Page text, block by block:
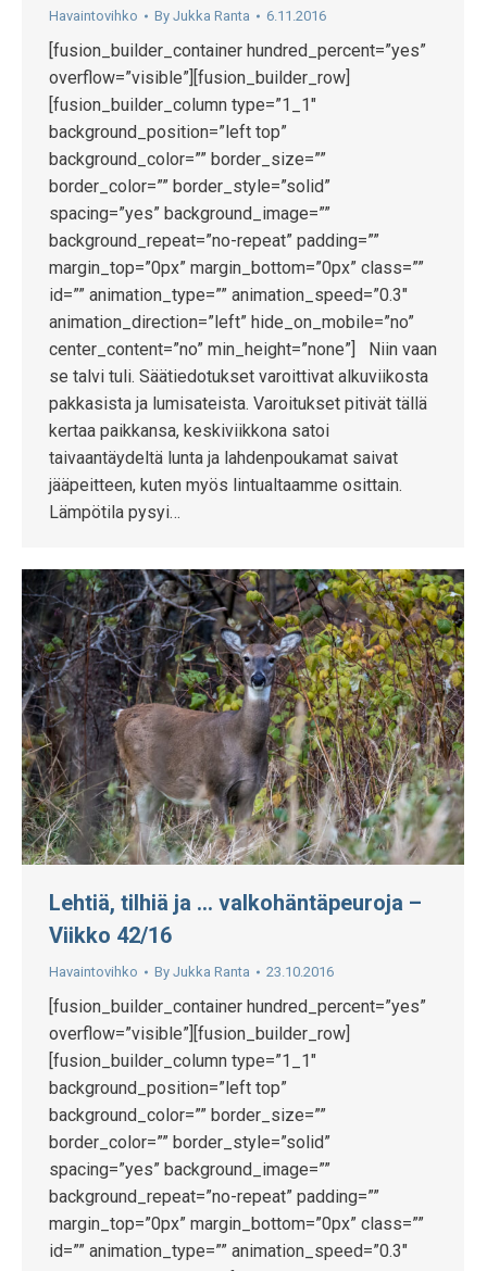
Havaintovihko By Jukka Ranta 6.11.2016
[fusion_builder_container hundred_percent=”yes”
overflow=”visible”][fusion_builder_row]
[fusion_builder_column type=”1_1″
background_position=”left top”
background_color=”” border_size=””
border_color=”” border_style=”solid”
spacing=”yes” background_image=””
background_repeat=”no-repeat” padding=””
margin_top=”0px” margin_bottom=”0px” class=””
id=”” animation_type=”” animation_speed=”0.3″
animation_direction=”left” hide_on_mobile=”no”
center_content=”no” min_height=”none”] Niin vaan
se talvi tuli. Säätiedotukset varoittivat alkuviikosta
pakkasista ja lumisateista. Varoitukset pitivät tällä
kertaa paikkansa, keskiviikkona satoi
taivaantäydeltä lunta ja lahdenpoukamat saivat
jääpeitteen, kuten myös lintualtaamme osittain.
Lämpötila pysyi…
Lehtiä, tilhiä ja … valkohäntäpeuroja –
Viikko 42/16
Havaintovihko By Jukka Ranta 23.10.2016
[fusion_builder_container hundred_percent=”yes”
overflow=”visible”][fusion_builder_row]
[fusion_builder_column type=”1_1″
background_position=”left top”
background_color=”” border_size=””
border_color=”” border_style=”solid”
spacing=”yes” background_image=””
background_repeat=”no-repeat” padding=””
margin_top=”0px” margin_bottom=”0px” class=””
id=”” animation_type=”” animation_speed=”0.3″